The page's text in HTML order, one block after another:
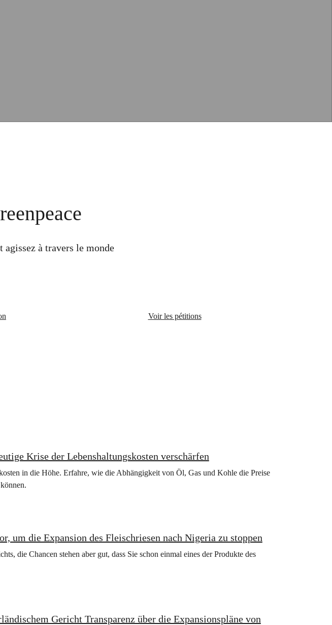
agissez à travers le monde
Voir les pétitions
Krise der Lebenshaltungskosten verschärfen
in die Höhe. Erfahre, wie die Abhängigkeit von Öl, Gas und Kohle die Preise
um die Expansion des Fleischriesen nach Nigeria zu stoppen
die Chancen stehen aber gut, dass Sie schon einmal eines der Produkte des
Gericht Transparenz über die Expansionspläne von